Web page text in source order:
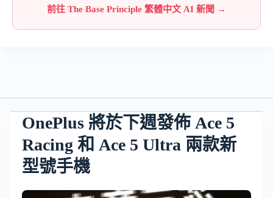
前往 The Base Principle 繁體中文 AI 新聞 →
OnePlus 將於下週發佈 Ace 5
Racing 和 Ace 5 Ultra 兩款新
型號手機